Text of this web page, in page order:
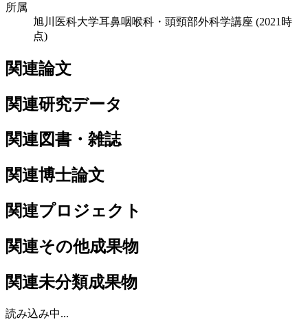
所属
旭川医科大学耳鼻咽喉科・頭頸部外科学講座 (2021時
点)
関連論文
関連研究データ
関連図書・雑誌
関連博士論文
関連プロジェクト
関連その他成果物
関連未分類成果物
読み込み中...